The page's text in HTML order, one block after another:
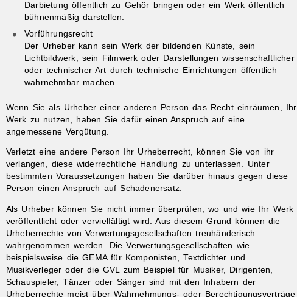
Darbietung öffentlich zu Gehör bringen oder ein Werk öffentlich
bühnenmäßig darstellen.
Vorführungsrecht
Der Urheber kann sein Werk der bildenden Künste, sein
Lichtbildwerk, sein Filmwerk oder Darstellungen wissenschaftlicher
oder technischer Art durch technische Einrichtungen öffentlich
wahrnehmbar machen.
Wenn Sie als Urheber einer anderen Person das Recht einräumen, Ihr
Werk zu nutzen, haben Sie dafür einen Anspruch auf eine
angemessene Vergütung.
Verletzt eine andere Person Ihr Urheberrecht, können Sie von ihr
verlangen, diese widerrechtliche Handlung zu unterlassen. Unter
bestimmten Voraussetzungen haben Sie darüber hinaus gegen diese
Person einen Anspruch auf Schadenersatz.
Als Urheber können Sie nicht immer überprüfen, wo und wie Ihr Werk
veröffentlicht oder vervielfältigt wird. Aus diesem Grund können die
Urheberrechte von Verwertungsgesellschaften treuhänderisch
wahrgenommen werden. Die Verwertungsgesellschaften wie
beispielsweise die GEMA für Komponisten, Textdichter und
Musikverleger oder die GVL zum Beispiel für Musiker, Dirigenten,
Schauspieler, Tänzer oder Sänger sind mit den Inhabern der
Urheberrechte meist über Wahrnehmungs- oder Berechtigungsverträge